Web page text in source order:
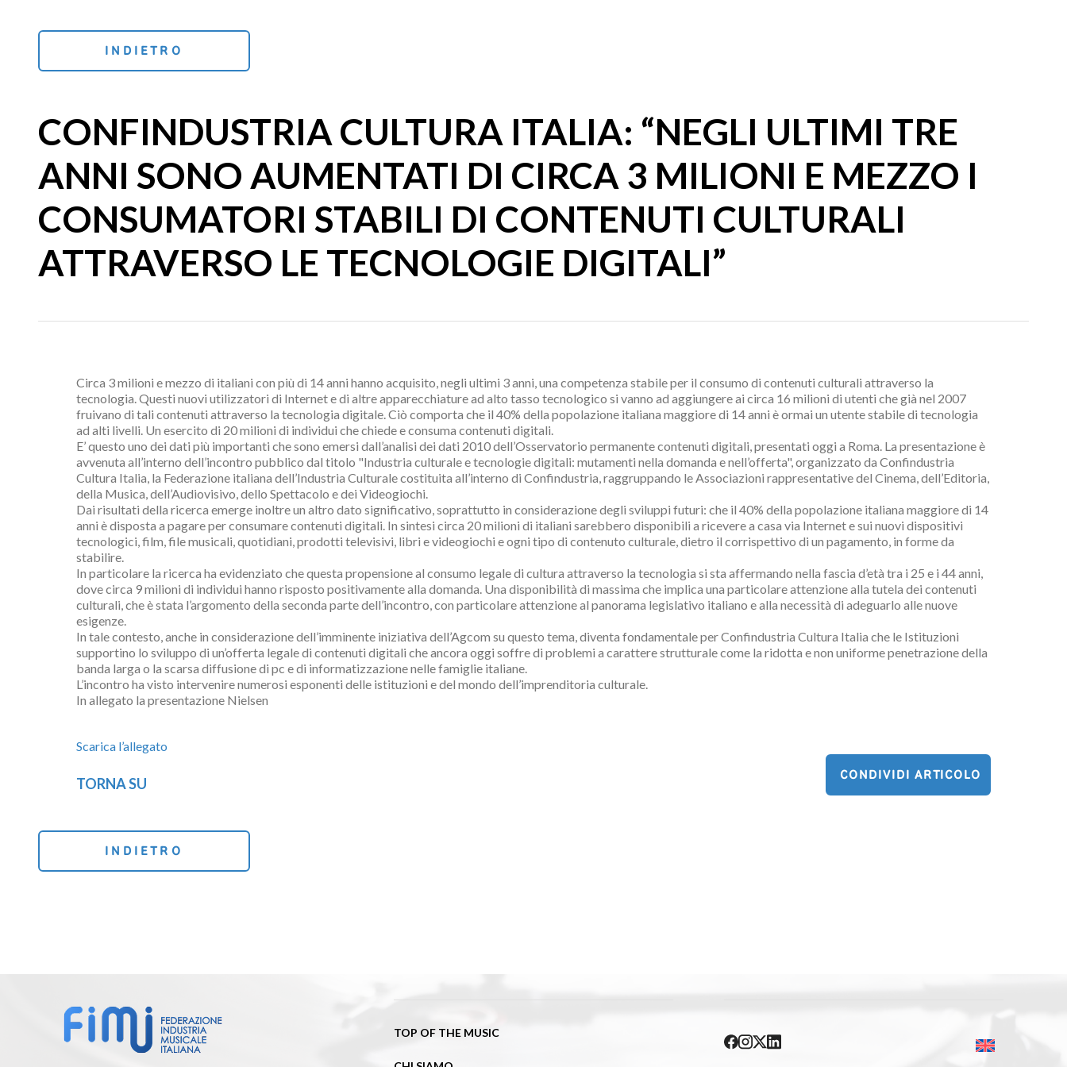
INDIETRO
CONFINDUSTRIA CULTURA ITALIA: “NEGLI ULTIMI TRE
ANNI SONO AUMENTATI DI CIRCA 3 MILIONI E MEZZO I
CONSUMATORI STABILI DI CONTENUTI CULTURALI
ATTRAVERSO LE TECNOLOGIE DIGITALI”
Circa 3 milioni e mezzo di italiani con più di 14 anni hanno acquisito, negli ultimi 3 anni, una competenza stabile per il consumo di contenuti culturali attraverso la
tecnologia. Questi nuovi utilizzatori di Internet e di altre apparecchiature ad alto tasso tecnologico si vanno ad aggiungere ai circa 16 milioni di utenti che già nel 2007
fruivano di tali contenuti attraverso la tecnologia digitale. Ciò comporta che il 40% della popolazione italiana maggiore di 14 anni è ormai un utente stabile di tecnologia
ad alti livelli. Un esercito di 20 milioni di individui che chiede e consuma contenuti digitali.
E’ questo uno dei dati più importanti che sono emersi dall’analisi dei dati 2010 dell’Osservatorio permanente contenuti digitali, presentati oggi a Roma. La presentazione è
avvenuta all’interno dell’incontro pubblico dal titolo "Industria culturale e tecnologie digitali: mutamenti nella domanda e nell’offerta", organizzato da Confindustria
Cultura Italia, la Federazione italiana dell’Industria Culturale costituita all’interno di Confindustria, raggruppando le Associazioni rappresentative del Cinema, dell’Editoria,
della Musica, dell’Audiovisivo, dello Spettacolo e dei Videogiochi.
Dai risultati della ricerca emerge inoltre un altro dato significativo, soprattutto in considerazione degli sviluppi futuri: che il 40% della popolazione italiana maggiore di 14
anni è disposta a pagare per consumare contenuti digitali. In sintesi circa 20 milioni di italiani sarebbero disponibili a ricevere a casa via Internet e sui nuovi dispositivi
tecnologici, film, file musicali, quotidiani, prodotti televisivi, libri e videogiochi e ogni tipo di contenuto culturale, dietro il corrispettivo di un pagamento, in forme da
stabilire.
In particolare la ricerca ha evidenziato che questa propensione al consumo legale di cultura attraverso la tecnologia si sta affermando nella fascia d’età tra i 25 e i 44 anni,
dove circa 9 milioni di individui hanno risposto positivamente alla domanda. Una disponibilità di massima che implica una particolare attenzione alla tutela dei contenuti
culturali, che è stata l’argomento della seconda parte dell’incontro, con particolare attenzione al panorama legislativo italiano e alla necessità di adeguarlo alle nuove
esigenze.
In tale contesto, anche in considerazione dell’imminente iniziativa dell’Agcom su questo tema, diventa fondamentale per Confindustria Cultura Italia che le Istituzioni
supportino lo sviluppo di un’offerta legale di contenuti digitali che ancora oggi soffre di problemi a carattere strutturale come la ridotta e non uniforme penetrazione della
banda larga o la scarsa diffusione di pc e di informatizzazione nelle famiglie italiane.
L’incontro ha visto intervenire numerosi esponenti delle istituzioni e del mondo dell’imprenditoria culturale.
In allegato la presentazione Nielsen
Scarica l’allegato
TORNA SU
CONDIVIDI ARTICOLO
INDIETRO
TOP OF THE MUSIC